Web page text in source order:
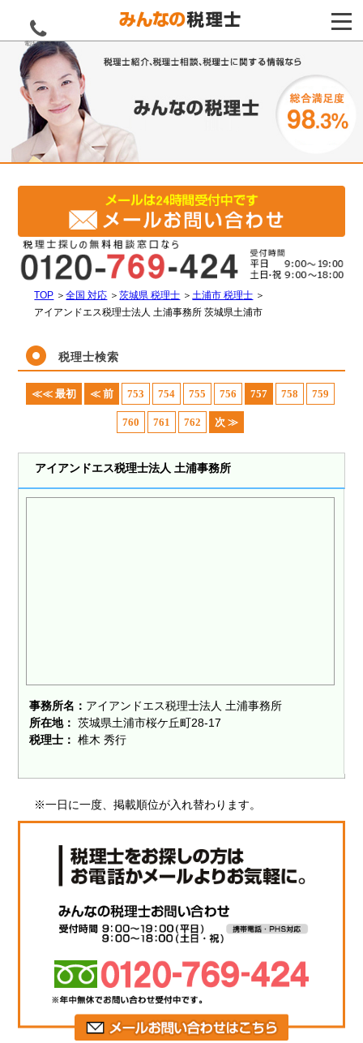
電話をする
TOP ＞全国 対応 ＞茨城県 税理士 ＞ 土浦市 税理士 ＞
アイアンドエス税理士法人 土浦事務所 茨城県土浦市
税理士検索
≪≪ 最初 ≪ 前 753 754 755 756 757 758 759
760 761 762 次 ≫
アイアンドエス税理士法人 土浦事務所
事務所名： アイアンドエス税理士法人 土浦事務所
所在地： 茨城県土浦市桜ケ丘町28-17
税理士： 椎木 秀行
※一日に一度、掲載順位が入れ替わります。